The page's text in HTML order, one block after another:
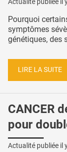
Actualité publiée il
Pourquoi
symptômes
génétiques, des
LIRE LA SUITE
CANCER
pour
Actualité publiée il